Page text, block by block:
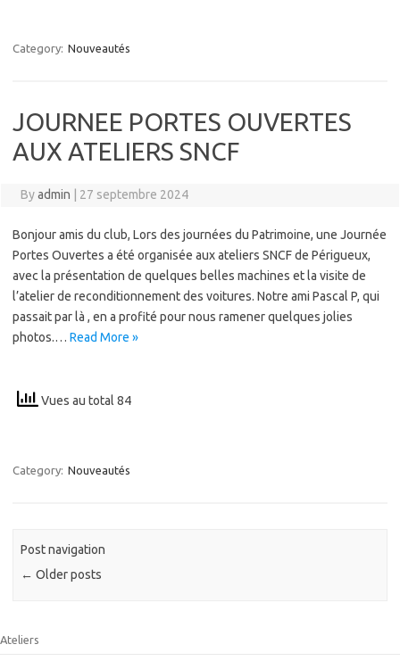
Category: Nouveautés
JOURNEE PORTES OUVERTES
AUX ATELIERS SNCF
Byadmin 27 septembre 2024
Bonjour amis du club, Lors des journées du Patrimoine, une Journée
Portes Ouvertes a été organisée aux ateliers SNCF de Périgueux,
avec la présentation de quelques belles machines et la visite de
l’atelier de reconditionnement des voitures. Notre ami Pascal P, qui
passait par là , en a profité pour nous ramener quelques jolies
photos.… Read More »
Vues au total 84
Category: Nouveautés
Post navigation
← Older posts
Ateliers